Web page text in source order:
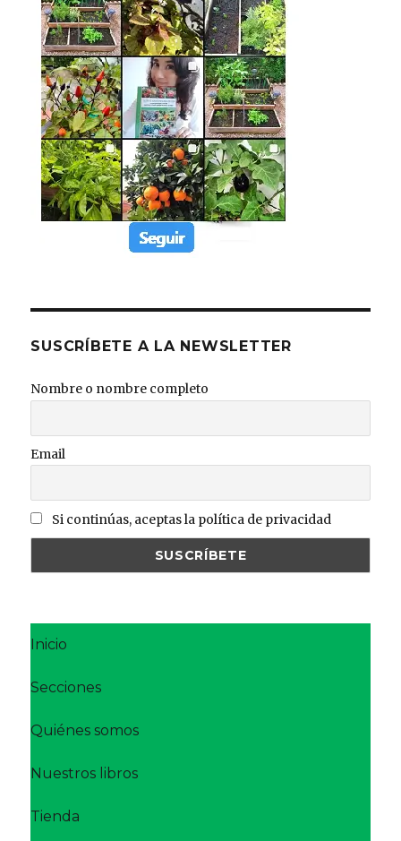
SUSCRÍBETE A LA NEWSLETTER
Nombre o nombre completo
Email
Si continúas, aceptas la política de privacidad
Inicio
Secciones
Quiénes somos
Nuestros libros
Tienda